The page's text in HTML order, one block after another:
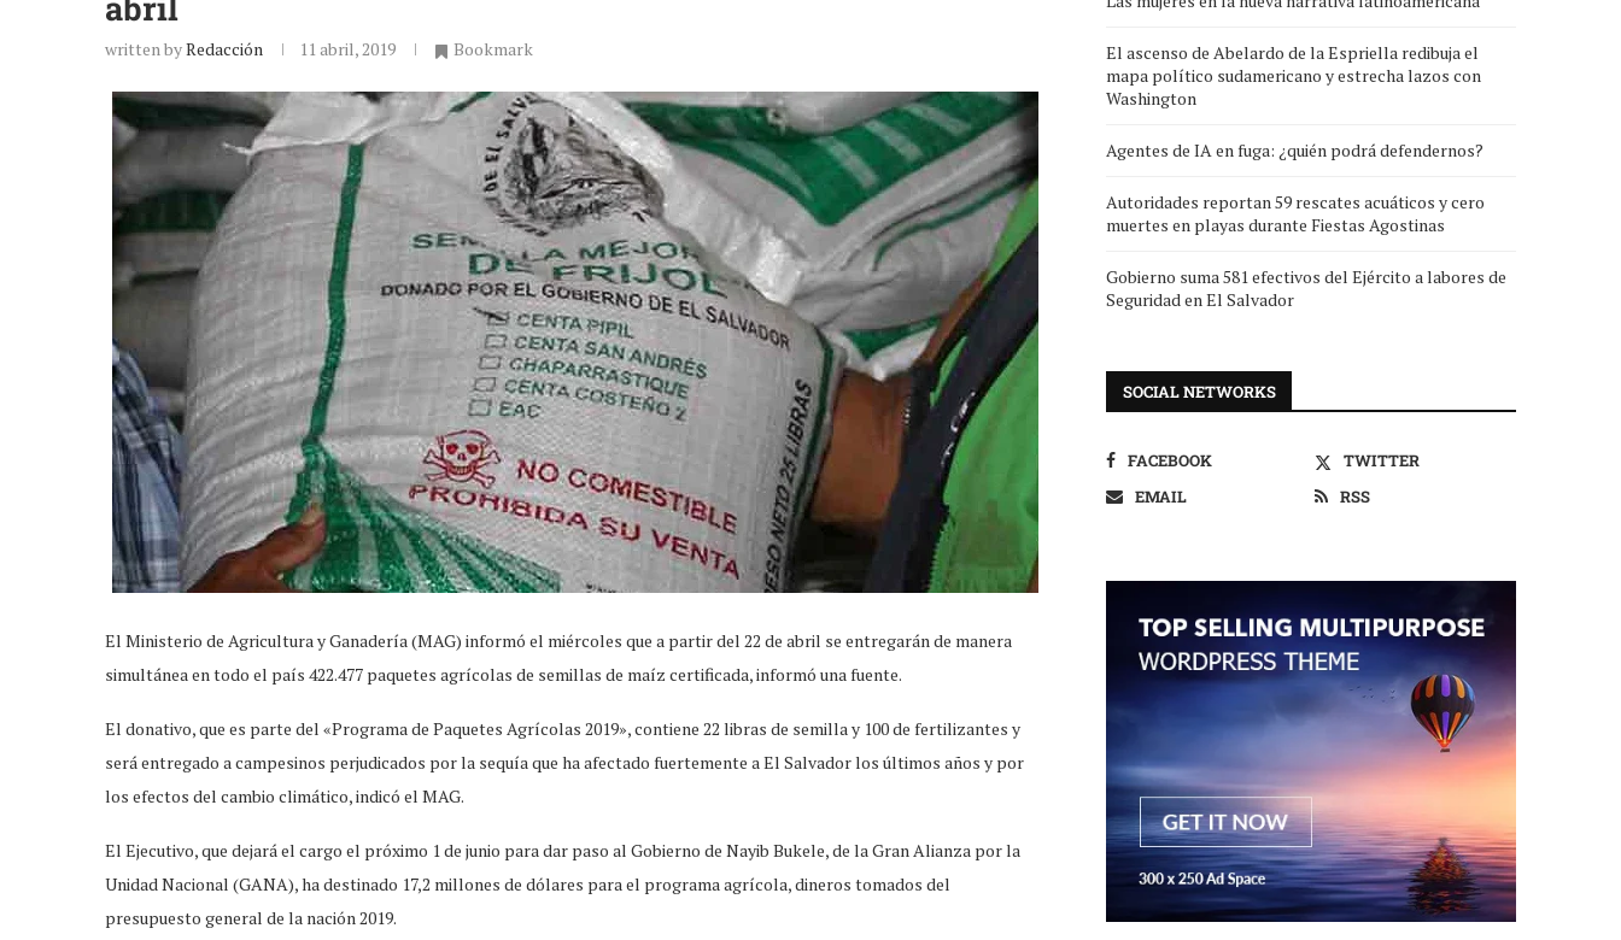
written byRedacción 11 abril, 2019 Bookmark
El Ministerio de Agricultura y Ganadería (MAG) informó el miércoles que a partir del 22 de abril se entregarán de manera
simultánea en todo el país 422.477 paquetes agrícolas de semillas de maíz certificada, informó una fuente.
El donativo, que es parte del «Programa de Paquetes Agrícolas 2019», contiene 22 libras de semilla y 100 de fertilizantes y
será entregado a campesinos perjudicados por la sequía que ha afectado fuertemente a El Salvador los últimos años y por
los efectos del cambio climático, indicó el MAG.
El Ejecutivo, que dejará el cargo el próximo 1 de junio para dar paso al Gobierno de Nayib Bukele, de la Gran Alianza por la
Unidad Nacional (GANA), ha destinado 17,2 millones de dólares para el programa agrícola, dineros tomados del
presupuesto general de la nación 2019.
El ascenso de Abelardo de la Espriella redibuja el
mapa político sudamericano y estrecha lazos con
Washington
Agentes de IA en fuga: ¿quién podrá defendernos?
Autoridades reportan 59 rescates acuáticos y cero
muertes en playas durante Fiestas Agostinas
Gobierno suma 581 efectivos del Ejército a labores de
Seguridad en El Salvador
SOCIAL NETWORKS
FACEBOOK
TWITTER
EMAIL
RSS